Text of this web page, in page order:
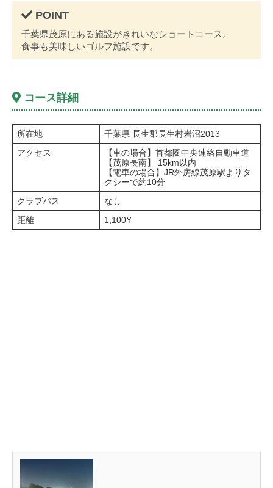
千葉県茂原にある施設がきれいなショートコース。
食事も美味しいゴルフ施設です。
コース詳細
所在地
千葉県 長生郡長生村岩沼2013
アクセス
【車の場合】首都圏中央連絡自動車道
【茂原長南】 15km以内
【電車の場合】JR外房線茂原駅よりタ
クシーで約10分
クラブバス
なし
距離
1,100Y